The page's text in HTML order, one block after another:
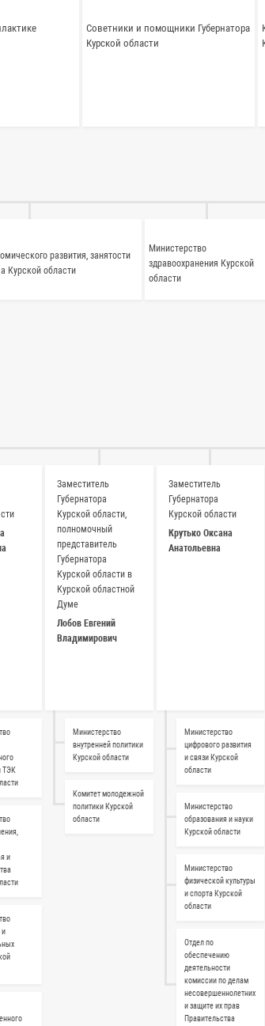
Советники и помощники Губернатора
Курской области
ТЭК
и
и
Заместитель
Губернатора
Курской области,
полномочный
представитель
Губернатора
Курской области в
Курской областной
Думе
Лобов Евгений
Владимирович
Министерство
внутренней политики
Курской области
Комитет молодежной
политики Курской
области
Заместитель
Губернатора
Курской области
Крутько Оксана
Анатольевна
Министерство
цифрового развития
и связи Курской
области
Министерство
образования и науки
Курской области
Министерство
физической культуры
и спорта Курской
области
Отдел по
обеспечению
деятельности
комиссии по делам
несовершеннолетних
и защите их прав
Правительства
развития, занятости
Курской области
Министерство
здравоохранения Курской
области